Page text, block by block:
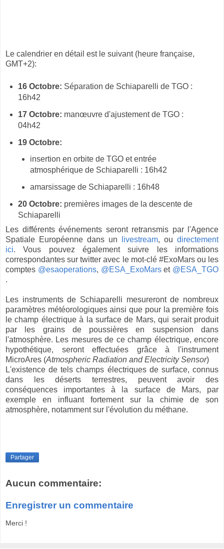
Le calendrier en détail est le suivant (heure française,
GMT+2):
16 Octobre: Séparation de Schiaparelli de TGO :
16h42
17 Octobre: manœuvre d'ajustement de TGO :
04h42
19 Octobre:
insertion en orbite de TGO et entrée
atmosphérique de Schiaparelli : 16h42
amarsissage de Schiaparelli : 16h48
20 Octobre: premières images de la descente de
Schiaparelli
Les différents événements seront retransmis par l'Agence
Spatiale Européenne dans un
livestream, ou directement
ici. Vous pouvez également suivre les informations
correspondantes sur twitter avec le mot-clé #ExoMars ou les
comptes @esaoperations, @ESA_ExoMarset @ESA_TGO
.
Les instruments de Schiaparelli mesureront de nombreux
paramètres météorologiques ainsi que pour la première fois
le champ électrique à la surface de Mars, qui serait produit
par les grains de poussières en suspension dans
l'atmosphère. Les mesures de ce champ électrique, encore
hypothétique, seront effectuées grâce à l'instrument
MicroAres (Atmospheric Radiation and Electricity Sensor)
L'existence de tels champs électriques de surface, connus
dans les déserts terrestres, peuvent avoir des
conséquences importantes à la surface de Mars, par
exemple en influant fortement sur la chimie de son
atmosphère, notamment sur l'évolution du méthane.
Partager
Aucun commentaire:
Enregistrer un commentaire
Merci !